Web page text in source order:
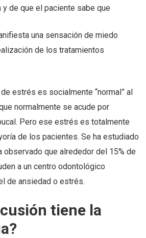
de que el paciente sabe que
una sensación de miedo
de los tratamientos
estrés es socialmente “normal” al
normalmente se acude por
Pero ese estrés es totalmente
de los pacientes. Se ha estudiado
observado que alrededor del 15% de
a un centro odontológico
de ansiedad o estrés.
tiene la